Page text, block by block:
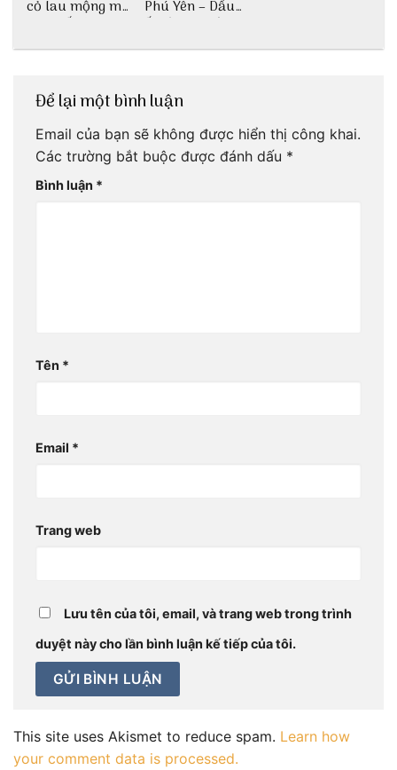
cỏ lau mộng mơ
tại Huế nè bạn
Phú Yên – Dấu
ấn lịch sử còn
Để lại một bình luận
Email của bạn sẽ không được hiển thị công khai.
Các trường bắt buộc được đánh dấu *
Bình luận *
Tên *
Email *
Trang web
Lưu tên của tôi, email, và trang web trong trình
duyệt này cho lần bình luận kế tiếp của tôi.
This site uses Akismet to reduce spam. Learn how
your comment data is processed.